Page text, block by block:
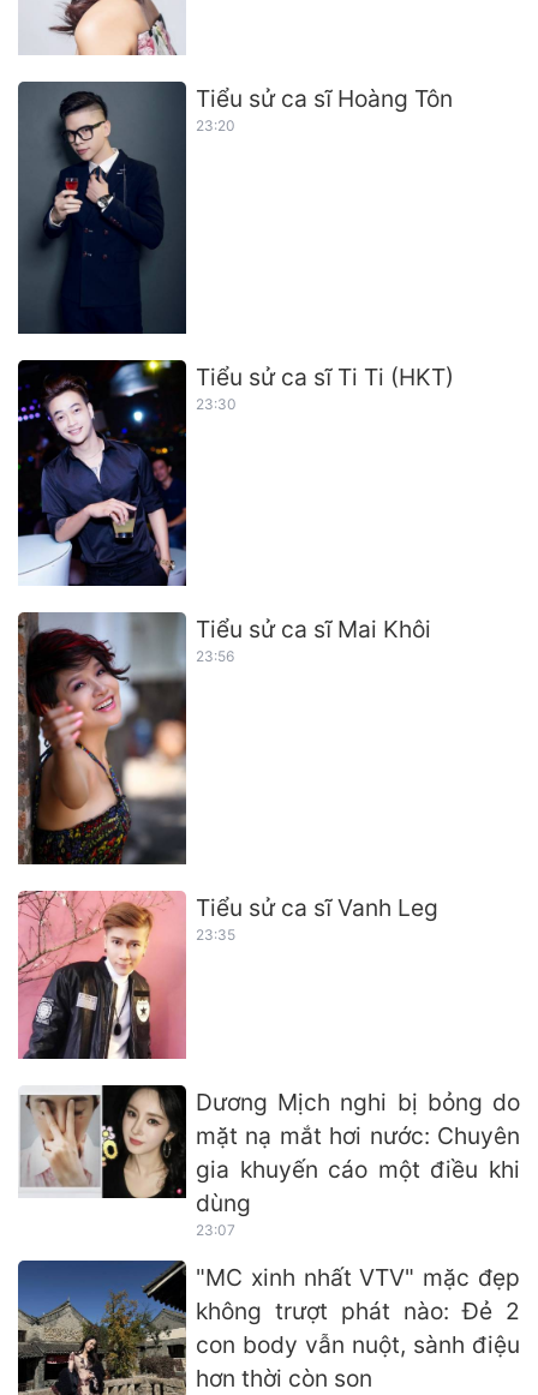
Tiểu sử ca sĩ Hoàng Tôn
23:20
Tiểu sử ca sĩ Ti Ti (HKT)
23:30
Tiểu sử ca sĩ Mai Khôi
23:56
Tiểu sử ca sĩ Vanh Leg
23:35
Dương Mịch nghi bị bỏng do
mặt nạ mắt hơi nước: Chuyên
gia khuyến cáo một điều khi
dùng
23:07
"MC xinh nhất VTV" mặc đẹp
không trượt phát nào: Đẻ 2
con body vẫn nuột, sành điệu
hơn thời còn son